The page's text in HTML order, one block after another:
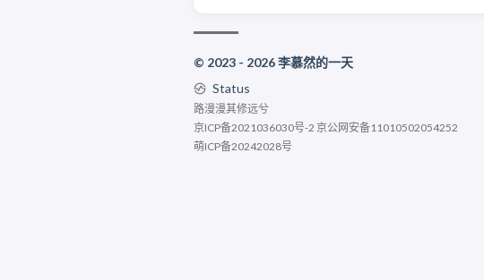
© 2023 - 2026 李慕然的一天
Status
路漫漫其修远兮
京ICP备2021036030号-2 京公网安备11010502054252
萌ICP备20242028号